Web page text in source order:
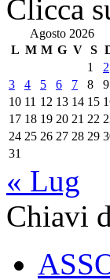
Clicca
Agosto 2026
L M M G V S
1
2
3
4 5 6 7 8
9
10 11 12 13 14 15
17 18 19 20 21 22
24 25 26 27 28 29
31
« Lug
Chiavi